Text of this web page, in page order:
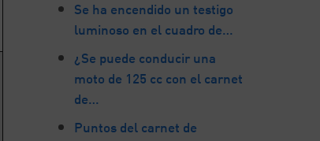
Se ha encendido un testigo
luminoso en el cuadro de…
¿Se puede conducir una
moto de 125 cc con el carnet
de…
Puntos del carnet de